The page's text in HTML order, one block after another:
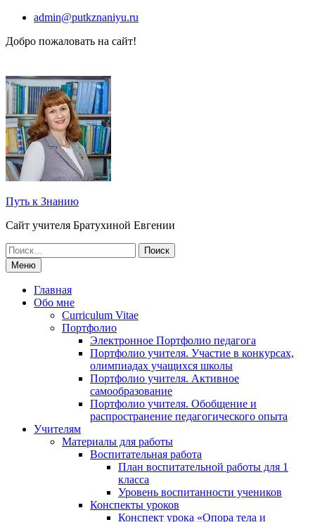
Перейти
содержимому
admin@putkznaniyu.ru
Добро пожаловать на сайт!
Путь к Знанию
Сайт учителя Братухиной Евгении
Поиск
по:Меню
Главная
Обо мне
Curriculum Vitae
Портфолио
Электронное Портфолио педагога
Портфолио учителя. Участие в конкурсах,
олимпиадах учащихся школы
Портфолио учителя. Активное
самообразование
Портфолио учителя. Обобщение и
распространение педагогического опыта
Учителям
Материалы для работы
Воспитательная работа
План воспитательной работы для 1
класса
Уровень воспитанности учеников
Конспекты уроков
Конспект урока «Опора тела и